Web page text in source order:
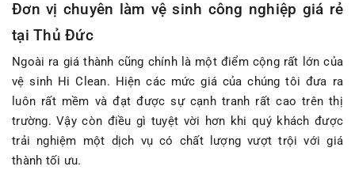
Đơn vị chuyên làm vệ sinh công nghiệp giá rẻ
tại Thủ Đức
Ngoài ra giá thành cũng chính là một điểm cộng rất lớn của
vệ sinh Hi Clean. Hiện các mức giá của chúng tôi đưa ra
luôn rất mềm và đạt được sự cạnh tranh rất cao trên thị
trường. Vậy còn điều gì tuyệt vời hơn khi quý khách được
trải nghiệm một dịch vụ có chất lượng vượt trội với giá
thành tối ưu.